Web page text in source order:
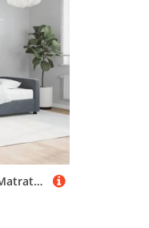
Qnhdfrt Tagesbett mit Matratze 90x200 cm Dunkelgrau 2 in 1 Schlafsofa aus Samt und Massivholz für Wohnzimmer Schlafzimmer und Gästezimmer